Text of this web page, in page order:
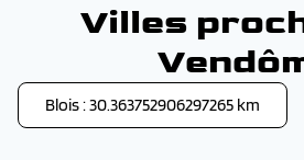
Villes
Blois : 30.363752906297265 km